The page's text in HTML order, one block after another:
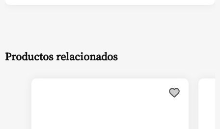
Productos relacionados